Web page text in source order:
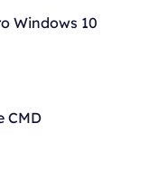
Windows 10
CMD